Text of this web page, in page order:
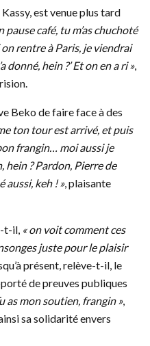
est venue plus tard
pause café, tu m’as chuchoté
on rentre à Paris, je viendrai
donné, hein ?’ Et on en a ri »,
Beko de faire face à des
ton tour est arrivé, et puis
frangin… moi aussi je
hein ? Pardon, Pierre de
aussi, keh ! », plaisante
t-il, « on voit comment ces
juste pour le plaisir
présent, relève-t-il, le
de preuves publiques
as mon soutien, frangin »,
sa solidarité envers